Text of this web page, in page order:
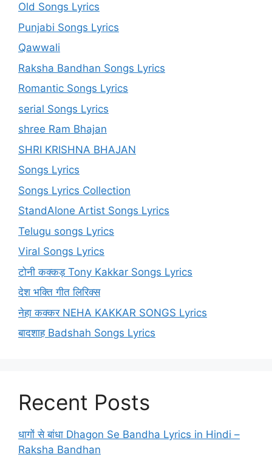
Old Songs Lyrics
Punjabi Songs Lyrics
Qawwali
Raksha Bandhan Songs Lyrics
Romantic Songs Lyrics
serial Songs Lyrics
shree Ram Bhajan
SHRI KRISHNA BHAJAN
Songs Lyrics
Songs Lyrics Collection
StandAlone Artist Songs Lyrics
Telugu songs Lyrics
Viral Songs Lyrics
टोनी कक्कड़ Tony Kakkar Songs Lyrics
देश भक्ति गीत लिरिक्स
नेहा कक्कर NEHA KAKKAR SONGS Lyrics
बादशाह Badshah Songs Lyrics
Recent Posts
धागों से बांधा Dhagon Se Bandha Lyrics in Hindi –
Raksha Bandhan